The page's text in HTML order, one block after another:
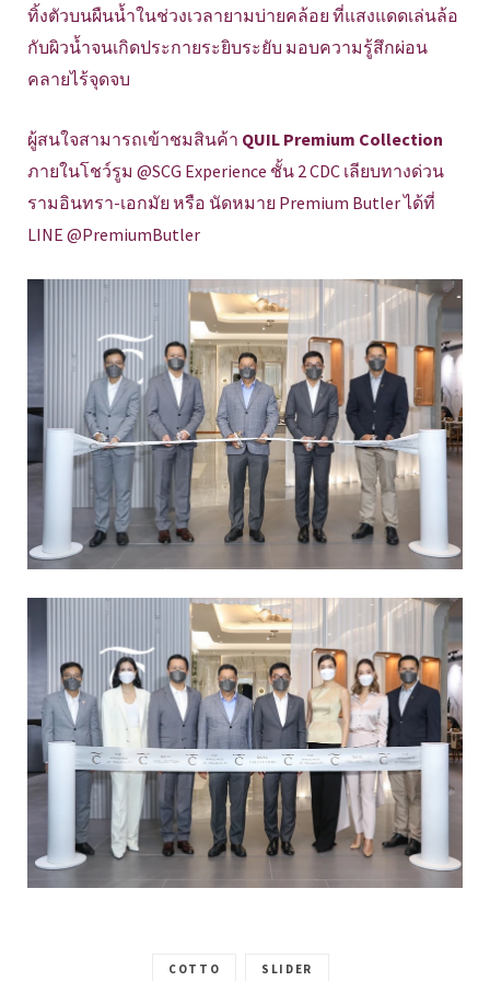
ทิ้งตัวบนผืนน้ำในช่วงเวลายามบ่ายคล้อย ที่แสงแดดเล่นล้อ
กับผิวน้ำจนเกิดประกายระยิบระยับ มอบความรู้สึกผ่อน
คลายไร้จุดจบ
ผู้สนใจสามารถเข้าชมสินค้า QUIL Premium Collection
ภายในโชว์รูม @SCG Experience ชั้น 2 CDC เลียบทางด่วน
รามอินทรา-เอกมัย หรือ นัดหมาย Premium Butler ได้ที่
LINE @PremiumButler
COTTO SLIDER